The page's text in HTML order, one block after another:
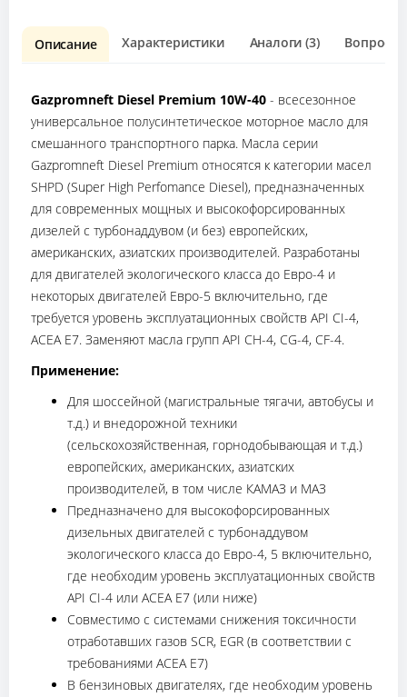
Описание Характеристики Аналоги (3) Вопрос о
Gazpromneft Diesel Premium 10W-40 - всесезонное
универсальное полусинтетическое моторное масло для
смешанного транспортного парка. Масла серии
Gazpromneft Diesel Premium относятся к категории масел
SHPD (Super High Perfomance Diesel), предназначенных
для современных мощных и высокофорсированных
дизелей с турбонаддувом (и без) европейских,
американских, азиатских производителей. Разработаны
для двигателей экологического класса до Евро-4 и
некоторых двигателей Евро-5 включительно, где
требуется уровень эксплуатационных свойств API CI-4,
ACEA E7. Заменяют масла групп API CH-4, CG-4, CF-4.
Применение:
Для шоссейной (магистральные тягачи, автобусы и
т.д.) и внедорожной техники
(сельскохозяйственная, горнодобывающая и т.д.)
европейских, американских, азиатских
производителей, в том числе КАМАЗ и МАЗ
Предназначено для высокофорсированных
дизельных двигателей с турбонаддувом
экологического класса до Евро-4, 5 включительно,
где необходим уровень эксплуатационных свойств
API CI-4 или ACEA E7 (или ниже)
Совместимо с системами снижения токсичности
отработавших газов SCR, EGR (в соответствии с
требованиями ACEA E7)
В бензиновых двигателях, где необходим уровень